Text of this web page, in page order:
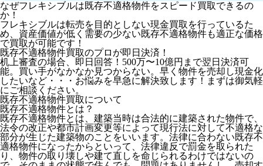
なぜフレキシブルは既存不適格物件をスピード買取できるの
か！
フレキシブルは転売を目的としない現金買取を行っているた
め、資産価値が低く需要の少ない既存不適格物件も適正な価格
で買取が可能です！
既存不適格物件買取のプロが即日決済！
机上審査の場合、即日回答！500万〜10億円まで翌日決済可
能。買い手がなかなか見つからない。早く物件を売却し現金化
したいなど・・・お悩みを早急に解決致します！まずは御気軽
にご相談ください。
既存不適格物件買取について
既存不適格物件とは？
既存不適格物件とは、建築当時は合法的に建築された物件で、
法令の改正や都市計画変更等によって現行法に対して不適格な
部分が生じた建築物のことをいいます。法律に合わない既存不
適格物件になったからといって、法律違反で罰金を取られた
り、物件の取り壊しや建て直しを命じられるわけではないの